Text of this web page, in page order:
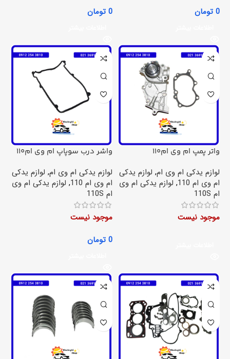
0 تومان
0 تومان
واتر پمپ ام وی ام110
لوازم یدکی ام وی ام, لوازم یدکی
ام وی ام 110
, لوازم یدکی ام وی
ام 110S
موجود نیست
واشر درب سوپاپ ام وی ام110
لوازم یدکی ام وی ام, لوازم یدکی
ام وی ام 110
, لوازم یدکی ام وی
ام 110S
موجود نیست
0 تومان